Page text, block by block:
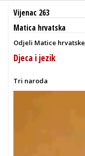
Vijenac 263
Matica hrvatska
Odjeli Matice hrvatske
Djeca i jezik
Tri naroda